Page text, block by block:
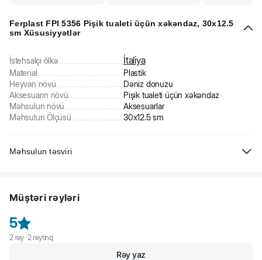
Ferplast FPI 5356 Pişik tualeti üçün xəkəndaz, 30x12.5
sm Xüsusiyyətlər
İstehsalçı ölkə İtaliya
Material
Plastik
Heyvan növü
Dəniz donuzu
Aksesuarın növü
Pişik tualeti üçün xəkəndaz
Məhsulun növü
Aksesuarlar
Məhsulun Ölçüsü
30x12.5 sm
Məhsulun təsviri
İstifadəsi asan, yüngül və rahatdır, qabın səthindəki kirləri asanlıqla
sapla təchiz edilmişdir.
Müştəri rəyləri
5
2rəy ·2reytinq
Rəy yaz